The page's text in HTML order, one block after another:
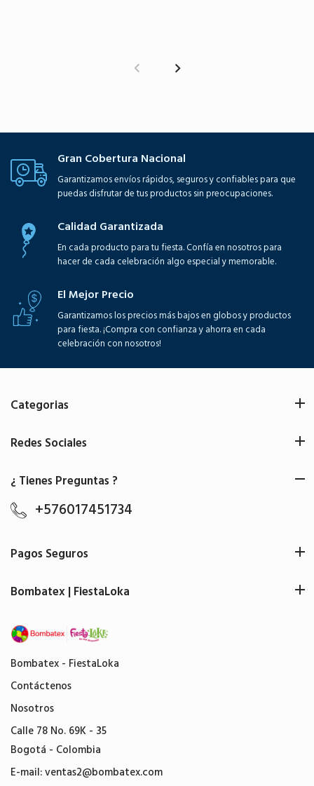
Gran Cobertura Nacional
Garantizamos envíos rápidos, seguros y confiables para que
puedas disfrutar de tus productos sin preocupaciones.
Calidad Garantizada
En cada producto para tu fiesta. Confía en nosotros para
hacer de cada celebración algo especial y memorable.
El Mejor Precio
Garantizamos los precios más bajos en globos y productos
para fiesta. ¡Compra con confianza y ahorra en cada
celebración con nosotros!
Bombatex - FiestaLoka
Contáctenos
Nosotros
Calle 78 No. 69K - 35
Bogotá - Colombia
E-mail:ventas2@bombatex.com
Categorias
Redes Sociales
¿ Tienes Preguntas ?
+576017451734
Pagos Seguros
Bombatex | FiestaLoka